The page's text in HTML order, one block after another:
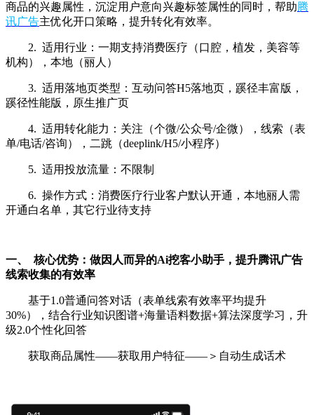
商品的兴趣属性，沉淀用户意向兴趣标签属性的同时，帮助腾
讯广告主优化开口策略，提升转化有效率。
2. 适用行业：一期支持消费医疗（口腔，植发，美容等
机构），本地（丽人）
3. 适用落地页类型：互动问答H5落地页，蹊径丰富版，
蹊径性能版，原生推广页
4. 适用转化能力：关注（个微/公众号/企微），线索（表
单/电话/咨询），二跳（deeplink/H5/小程序）
5. 适用投放流量：不限制
6. 操作方式：消费医疗行业客户默认开通，本地丽人需
开通白名单，其它行业待支持
一、 核心优势：做因人而异的Ai挖客小助手，提升腾讯广告
线索收集的有效率
基于1.0普通问答对话（表单线索有效率平均提升
30%），结合行业知识图谱+海量语料数据+算法深度学习，升
级2.0个性化回答
获取商品属性——获取用户特征——＞自动生成话术